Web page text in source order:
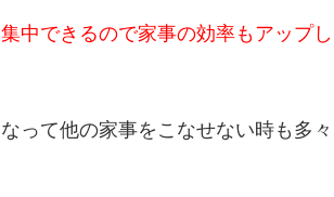
中できるので家事の効率もアップし
って他の家事をこなせない時も多々